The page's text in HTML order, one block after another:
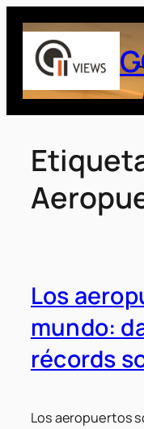
Saltar
contenido
Los
mundo:
récords
Los aeropuertos